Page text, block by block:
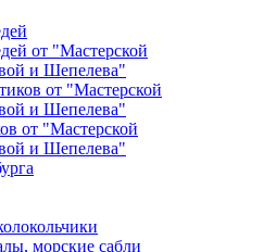
от "Мастерской
и Шепелева"
от "Мастерской
и Шепелева"
от "Мастерской
и Шепелева"
морские сабли